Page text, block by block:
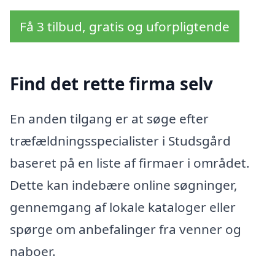
Få 3 tilbud, gratis og uforpligtende
Find det rette firma selv
En anden tilgang er at søge efter
træfældningsspecialister i Studsgård
baseret på en liste af firmaer i området.
Dette kan indebære online søgninger,
gennemgang af lokale kataloger eller
spørge om anbefalinger fra venner og
naboer.